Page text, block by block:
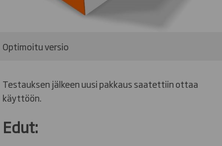
Optimoitu versio
Testauksen jälkeen uusi pakkaus saatettiin ottaa
käyttöön.
Edut: